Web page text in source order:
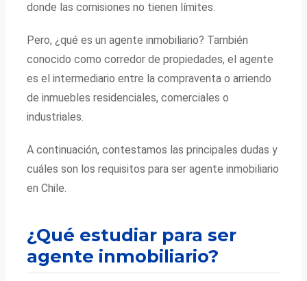
donde las comisiones no tienen límites.
Pero, ¿qué es un agente inmobiliario? También
conocido como corredor de propiedades, el agente
es el intermediario entre la compraventa o arriendo
de inmuebles residenciales, comerciales o
industriales.
A continuación, contestamos las principales dudas y
cuáles son los requisitos para ser agente inmobiliario
en Chile.
¿Qué estudiar para ser
agente inmobiliario?